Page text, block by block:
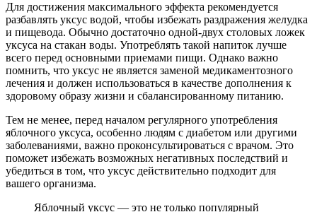
Для достижения максимального эффекта рекомендуется
разбавлять уксус водой, чтобы избежать раздражения желудка
и пищевода. Обычно достаточно одной-двух столовых ложек
уксуса на стакан воды. Употреблять такой напиток лучше
всего перед основными приемами пищи. Однако важно
помнить, что уксус не является заменой медикаментозного
лечения и должен использоваться в качестве дополнения к
здоровому образу жизни и сбалансированному питанию.
Тем не менее, перед началом регулярного употребления
яблочного уксуса, особенно людям с диабетом или другими
заболеваниями, важно проконсультироваться с врачом. Это
поможет избежать возможных негативных последствий и
убедиться в том, что уксус действительно подходит для
вашего организма.
Яблочный уксус — это не только популярный